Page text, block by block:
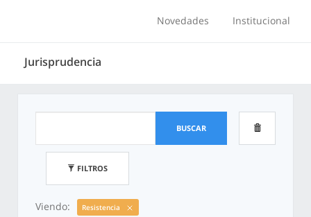
Novedades Institucional
Jurisprudencia
BUSCAR
FILTROS
Viendo: Resistencia